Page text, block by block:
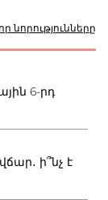
նորությունները
6-րդ
ի՞նչ է